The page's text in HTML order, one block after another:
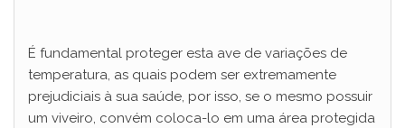
É fundamental proteger esta ave de variações de
temperatura, as quais podem ser extremamente
prejudiciais à sua saúde, por isso, se o mesmo possuir
um viveiro, convém coloca-lo em uma área protegida